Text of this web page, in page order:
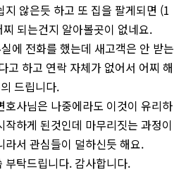
않은듯 하고 또 집을 팔게되면 (1
되는건지 알아볼곳이 없네요.
에 전화를 했는데 새고객은 안 받는
고 하고 연락 자체가 없어서 어찌 해
드립니다.
호사님은 나중에라도 이것이 유리하
하게 된것인데 마무리짓는 과정이
서 관심들이 덜하신듯 해요.
부탁드립니다. 감사합니다.